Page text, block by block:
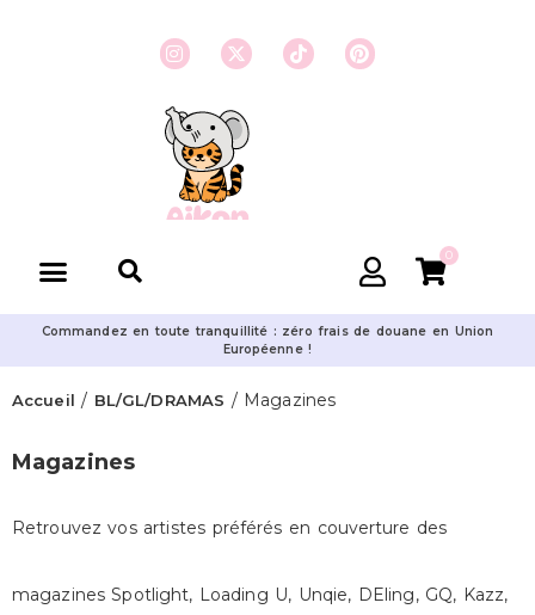
0
Commandez en toute tranquillité : zéro frais de douane en Union
Européenne !
Accueil / BL/GL/DRAMAS / Magazines
Magazines
Retrouvez vos artistes préférés en couverture des
magazines Spotlight, Loading U, Unqie, DEling, GQ, Kazz,